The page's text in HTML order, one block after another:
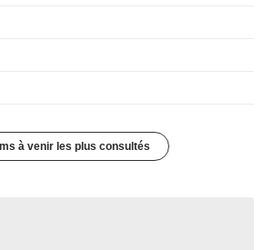
à venir les plus consultés